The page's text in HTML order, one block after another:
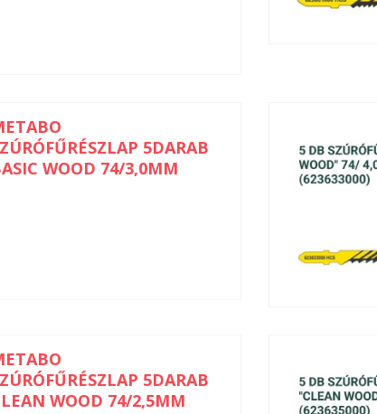
5DARAB
WOOD 74/3,0MM
5DARAB
WOOD 74/2,5MM